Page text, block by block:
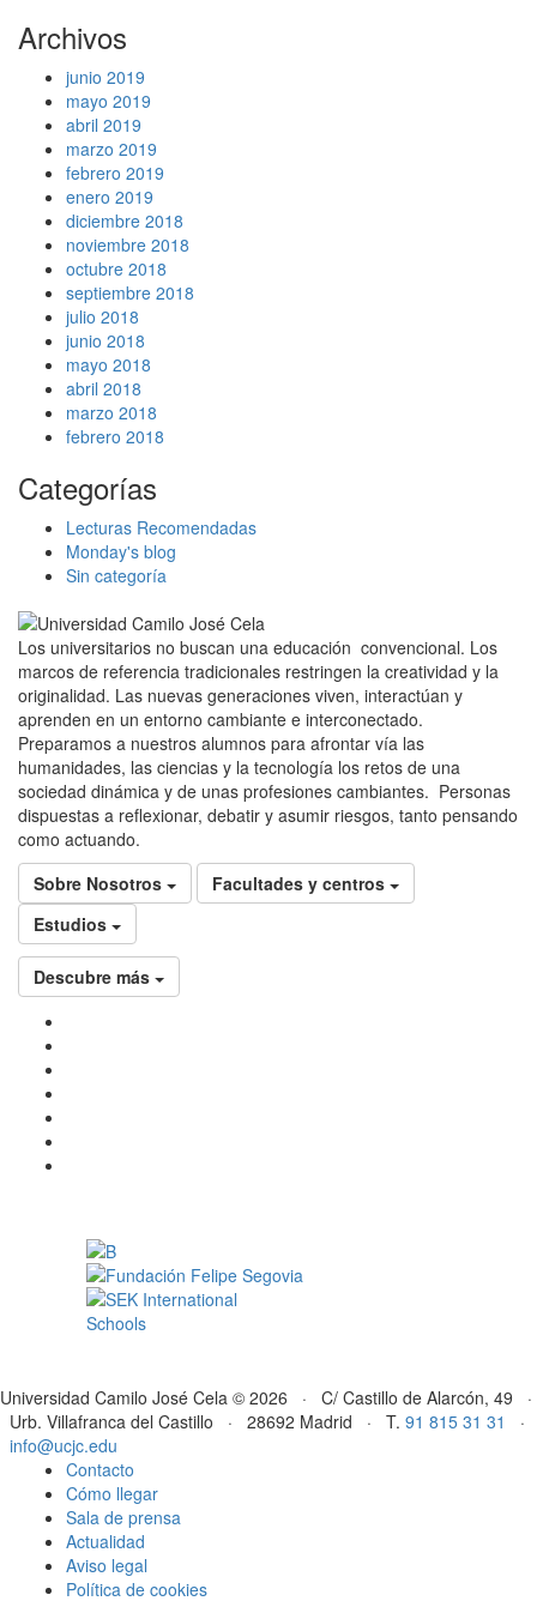
Archivos
junio 2019
mayo 2019
abril 2019
marzo 2019
febrero 2019
enero 2019
diciembre 2018
noviembre 2018
octubre 2018
septiembre 2018
julio 2018
junio 2018
mayo 2018
abril 2018
marzo 2018
febrero 2018
Categorías
Lecturas Recomendadas
Monday's blog
Sin categoría
Los universitarios no buscan una educación convencional. Los
marcos de referencia tradicionales restringen la creatividad y la
originalidad. Las nuevas generaciones viven, interactúan y
aprenden en un entorno cambiante e interconectado.
Preparamos a nuestros alumnos para afrontar vía las
humanidades, las ciencias y la tecnología los retos de una
sociedad dinámica y de unas profesiones cambiantes. Personas
dispuestas a reflexionar, debatir y asumir riesgos, tanto pensando
como actuando.
Sobre Nosotros
Facultades y centros
Estudios
Descubre más
Universidad Camilo José Cela © 2026 · C/ Castillo de Alarcón, 49 ·
Urb. Villafranca del Castillo · 28692 Madrid · T. 91 815 31 31
·
info@ucjc.edu
Contacto
Cómo llegar
Sala de prensa
Actualidad
Aviso legal
Política de cookies